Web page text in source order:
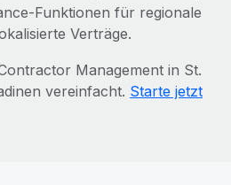
Funktionen für regionale
Verträge.
Management in St.
vereinfacht. Starte jetzt